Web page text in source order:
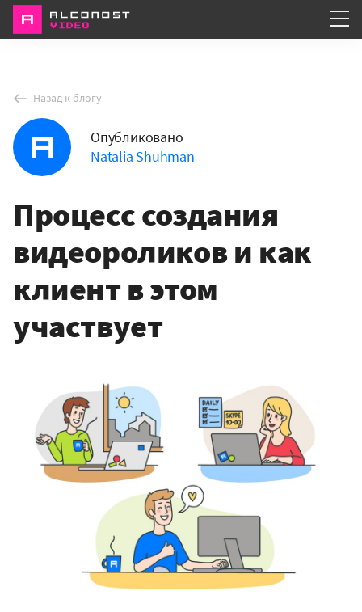
Портфолио
О компании
Назад к блогу
Опубликовано
Natalia Shuhman
Процесс создания
видеороликов и как
клиент в этом
участвует